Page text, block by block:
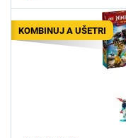
KOMBINUJ A UŠETRI